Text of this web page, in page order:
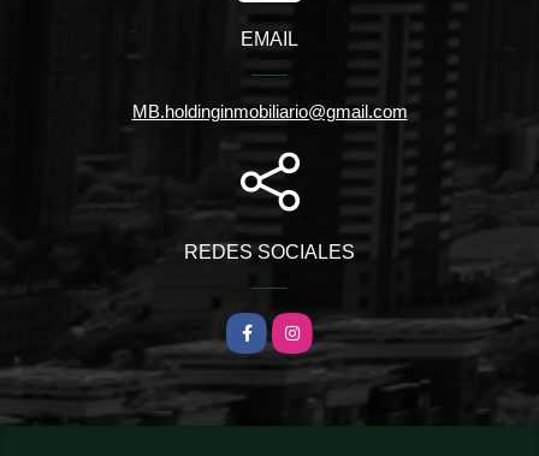
EMAIL
MB.holdinginmobiliario@gmail.com
REDES SOCIALES
FacebookInstagram